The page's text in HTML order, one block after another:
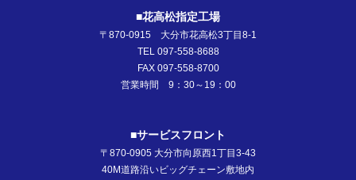
■花高松指定工場
〒870-0915 大分市花高松3丁目8-1
TEL 097-558-8688
FAX 097-558-8700
営業時間 9：30～19：00
■サービスフロント
〒870-0905 大分市向原西1丁目3-43
40M道路沿いビッグチェーン敷地内